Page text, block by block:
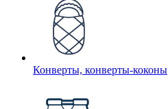
Конверты, конверты-коконы